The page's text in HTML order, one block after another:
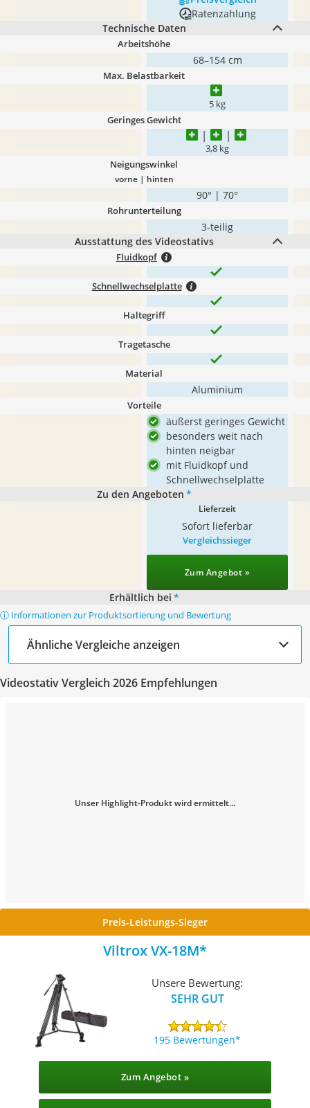
Ratenzahlung
Technische Daten
Arbeitshöhe
68–154 cm
Max. Belastbarkeit
5 kg
Geringes Gewicht
3,8 kg
Neigungswinkel
vorne | hinten
90° | 70°
Rohrunterteilung
3-teilig
Ausstattung des Videostativs
Fluidkopf
Schnellwechselplatte
Haltegriff
Tragetasche
Material
Aluminium
Vorteile
äußerst geringes Gewicht
besonders weit nach
hinten neigbar
mit Fluidkopf und
Schnellwechselplatte
Zu den Angeboten *
Lieferzeit
Sofort lieferbar
Vergleichssieger
Zum Angebot »
Erhältlich bei *
ⓘ Informationen zur Produktsortierung und Bewertung
Ähnliche Vergleiche anzeigen
Videostativ Vergleich 2026 Empfehlungen
Unser Highlight-Produkt wird ermittelt...
Preis-Leistungs-Sieger
Viltrox VX-18M
Unsere Bewertung:
SEHR GUT
195 Bewertungen
Zum Angebot »